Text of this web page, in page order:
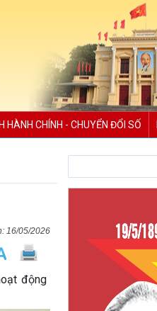
HÀNH CHÍNH - CHUYỂN ĐỔI SỐ
16/05/2026
động